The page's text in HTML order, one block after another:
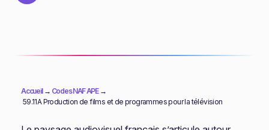
Accueil→ Codes NAF APE→
59.11A Production de films et de programmes pour la télévision